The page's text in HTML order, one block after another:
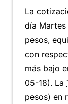
La
día
pesos,
con
más bajo
05-18). La
pesos) en